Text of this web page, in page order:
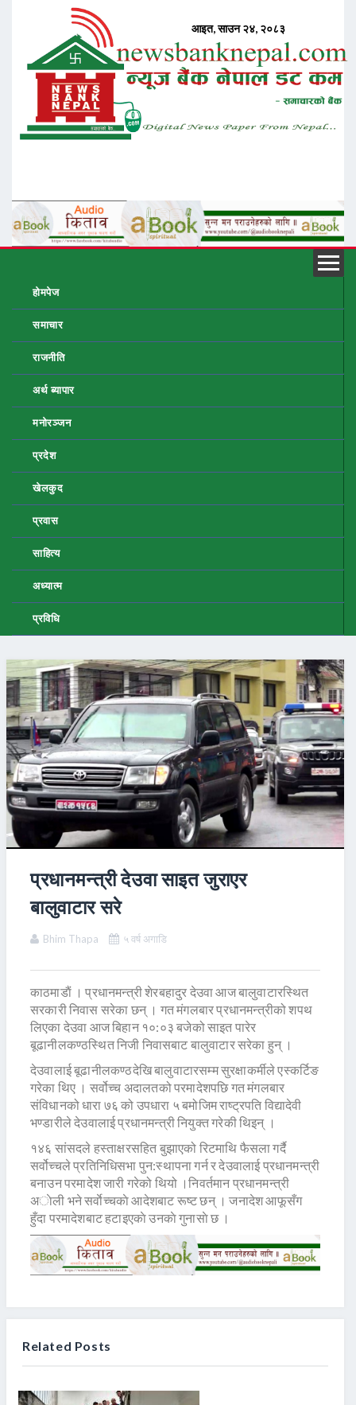
होमपेज
समाचार
राजनीति
अर्थ ब्यापार
मनोरञ्जन
प्रदेश
खेलकुद
प्रवास
साहित्य
अध्यात्म
प्रविधि
प्रधानमन्त्री देउवा साइत जुराएर
बालुवाटार सरे
Bhim Thapa ५ वर्ष अगाडि
काठमाडाैं । प्रधानमन्त्री शेरबहादुर देउवा आज बालुवाटारस्थित
सरकारी निवास सरेका छन् । गत मंगलबार प्रधानमन्त्रीको शपथ
लिएका देउवा आज बिहान १०:०३ बजेको साइत पारेर
बूढानीलकण्ठस्थित निजी निवासबाट बालुवाटार सरेका हुन् ।
देउवालाई बूढानीलकण्ठदेखि बालुवाटारसम्म सुरक्षाकर्मीले एस्कर्टिङ
गरेका थिए । सर्वोच्च अदालतको परमादेशपछि गत मंगलबार
संविधानको धारा ७६ को उपधारा ५ बमोजिम राष्ट्रपति विद्यादेवी
भण्डारीले देउवालाई प्रधानमन्त्री नियुक्त गरेकी थिइन् ।
१४६ सांसदले हस्ताक्षरसहित बुझाएको रिटमाथि फैसला गर्दै
सर्वोच्चले प्रतिनिधिसभा पुन:स्थापना गर्न र देउवालाई प्रधानमन्त्री
बनाउन परमादेश जारी गरेको थियो ।निवर्तमान प्रधानमन्त्री
अाेली भने सर्वाेच्चकाे आदेशबाट रूष्ट छन् । जनादेश आफूसँग
हुँदा परमादेशबाट हटाइएकाे उनकाे गुनासाे छ ।
Related Posts